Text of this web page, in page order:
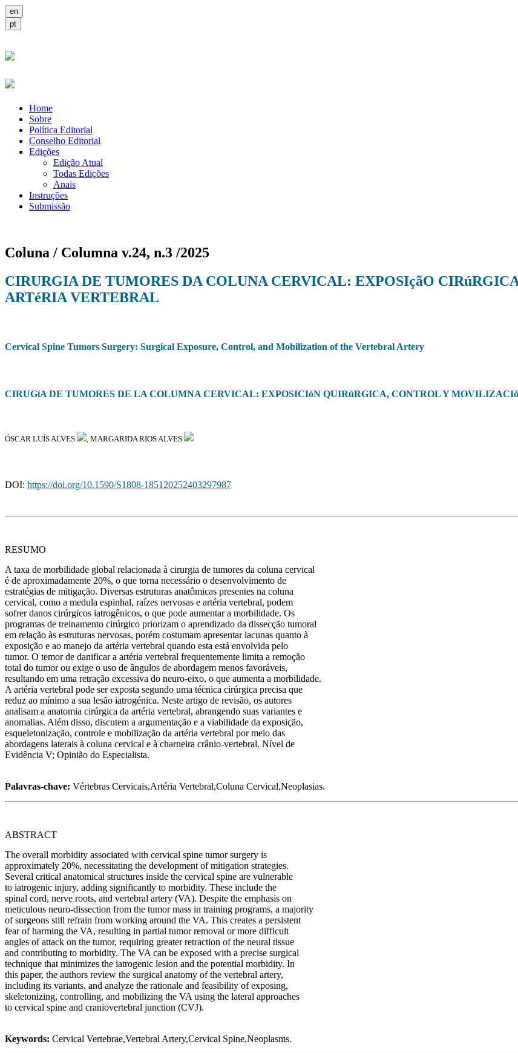
Home
Sobre
Política Editorial
Conselho Editorial
Edições
Edição Atual
Todas Edições
Anais
Instruções
Submissão
Coluna / Columna v.24, n.3 /2025
CIRURGIA DE TUMORES DA COLUNA CERVICAL: EXPOSIçãO
ARTéRIA VERTEBRAL
Cervical Spine Tumors Surgery: Surgical Exposure, Control, and Mobilization of the Vertebral Artery
CIRUGíA DE TUMORES DE LA COLUMNA CERVICAL: EXPOSICIóN QUIRúRGICA, CONTROL Y
ÓSCAR LUÍS ALVES , MARGARIDA RIOS ALVES
DOI: https://doi.org/10.1590/S1808-185120252403297987
RESUMO
A taxa de morbilidade global relacionada à cirurgia de tumores da coluna cervical
é de aproximadamente 20%, o que torna necessário o desenvolvimento de
estratégias de mitigação. Diversas estruturas anatômicas presentes na coluna
cervical, como a medula espinhal, raízes nervosas e artéria vertebral, podem
sofrer danos cirúrgicos iatrogênicos, o que pode aumentar a morbilidade. Os
programas de treinamento cirúrgico priorizam o aprendizado da dissecção tumoral
em relação às estruturas nervosas, porém costumam apresentar lacunas quanto à
exposição e ao manejo da artéria vertebral quando esta está envolvida pelo
tumor. O temor de danificar a artéria vertebral frequentemente limita a remoção
total do tumor ou exige o uso de ângulos de abordagem menos favoráveis,
resultando em uma retração excessiva do neuro-eixo, o que aumenta a morbilidade.
A artéria vertebral pode ser exposta segundo uma técnica cirúrgica precisa que
reduz ao mínimo a sua lesão iatrogénica. Neste artigo de revisão, os autores
analisam a anatomia cirúrgica da artéria vertebral, abrangendo suas variantes e
anomalias. Além disso, discutem a argumentação e a viabilidade da exposição,
esqueletonização, controle e mobilização da artéria vertebral por meio das
abordagens laterais à coluna cervical e à charneira crânio-vertebral. Nível de
Evidência V; Opinião do Especialista.
Palavras-chave: Vértebras Cervicais,Artéria Vertebral,Coluna Cervical,Neoplasias.
ABSTRACT
The overall morbidity associated with cervical spine tumor surgery is
approximately 20%, necessitating the development of mitigation strategies.
Several critical anatomical structures inside the cervical spine are vulnerable
to iatrogenic injury, adding significantly to morbidity. These include the
spinal cord, nerve roots, and vertebral artery (VA). Despite the emphasis on
meticulous neuro-dissection from the tumor mass in training programs, a majority
of surgeons still refrain from working around the VA. This creates a persistent
fear of harming the VA, resulting in partial tumor removal or more difficult
angles of attack on the tumor, requiring greater retraction of the neural tissue
and contributing to morbidity. The VA can be exposed with a precise surgical
technique that minimizes the iatrogenic lesion and the potential morbidity. In
this paper, the authors review the surgical anatomy of the vertebral artery,
including its variants, and analyze the rationale and feasibility of exposing,
skeletonizing, controlling, and mobilizing the VA using the lateral approaches
to cervical spine and craniovertebral junction (CVJ).
Keywords: Cervical Vertebrae,Vertebral Artery,Cervical Spine,Neoplasms.